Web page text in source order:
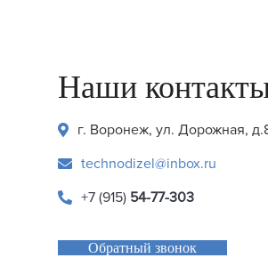
Наши
г. Воронеж, ул. Дорожная,
technodizel@inbox.ru
+7 (915) 54-77-303
Обратный звонок